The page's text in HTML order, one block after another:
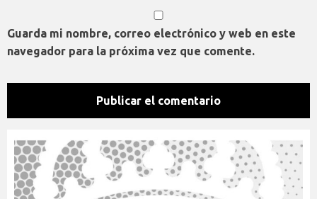
Guarda mi nombre, correo electrónico y web en este
navegador para la próxima vez que comente.